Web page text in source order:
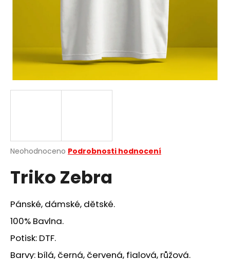
Průměrné
produktu
z
5
hvězdiček.
Neohodnoceno Podrobnosti hodnocení
Triko Zebra
Pánské, dámské, dětské.
100% Bavlna.
Potisk: DTF.
Barvy: bílá, černá, červená, fialová, růžová.
?
o
p
o
r
u
č
u
j